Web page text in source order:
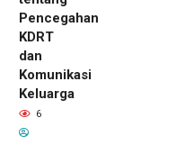
Pencegahan
KDRT
dan
Komunikasi
Keluarga
6